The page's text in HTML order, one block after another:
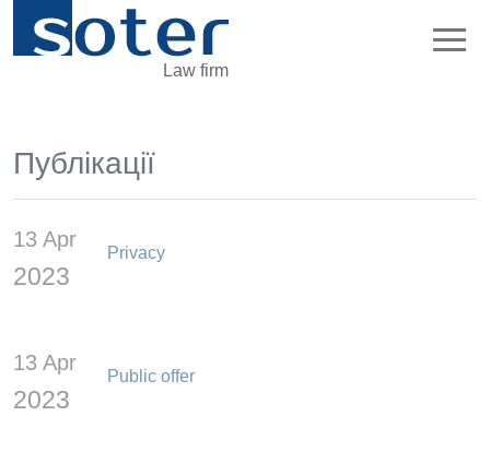
Law firm
Публікації
13 Apr
2023
Privacy
13 Apr
2023
Public offer